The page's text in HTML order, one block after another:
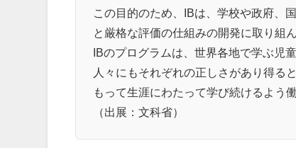
この目的のため、IBは、学校や政府、
と厳格な評価の仕組みの開発に取り組
IBのプログラムは、世界各地で学ぶ児
人々にもそれぞれの正しさがあり得る
もって生涯にわたって学び続けるよう
（出展：文科省）